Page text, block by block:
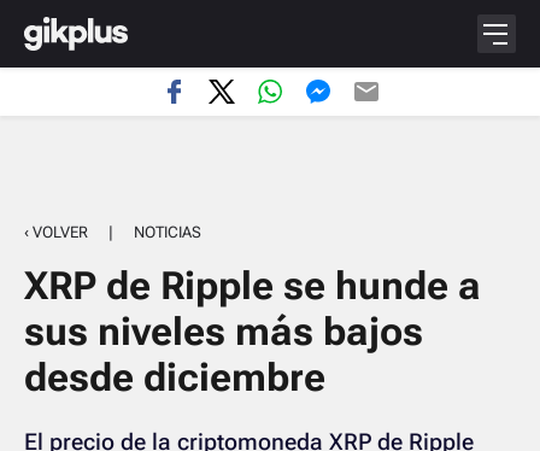
‹ VOLVER | NOTICIAS
XRP de Ripple se hunde a
sus niveles más bajos
desde diciembre
El precio de la criptomoneda XRP de Ripple